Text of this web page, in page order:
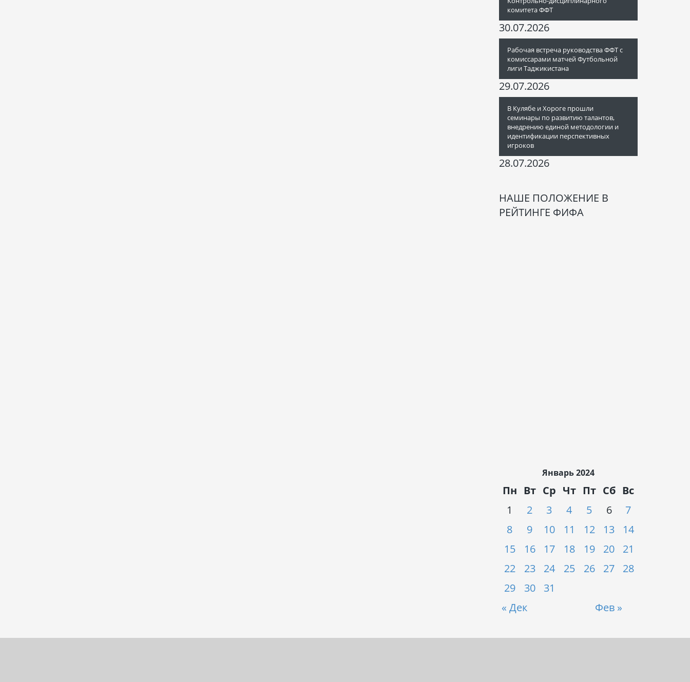
комитета ФФТ
30.07.2026
Рабочая встреча руководства ФФТ с
комиссарами матчей Футбольной
лиги Таджикистана
29.07.2026
В Кулябе и Хороге прошли
семинары по развитию талантов,
внедрению единой методологии и
идентификации перспективных
игроков
28.07.2026
НАШЕ ПОЛОЖЕНИЕ В
РЕЙТИНГЕ ФИФА
Январь 2024
Пн Вт Ср Чт Пт Сб Вс
« Дек Фев »
1 2 3 4 5 6
7
8
9 10 11 12 13
14
15
16 17 18 19 20
21
22
23 24 25 26 27
28
29
30 31